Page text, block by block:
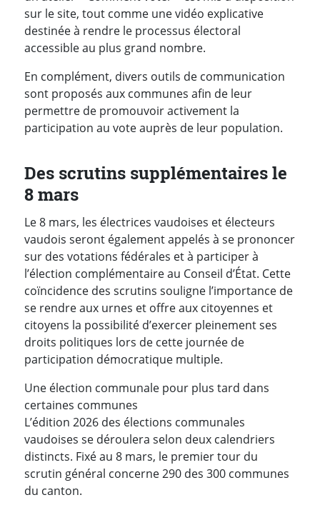
sur le site, tout comme une vidéo explicative
destinée à rendre le processus électoral
accessible au plus grand nombre.
En complément, divers outils de communication
sont proposés aux communes afin de leur
permettre de promouvoir activement la
participation au vote auprès de leur population.
Des scrutins supplémentaires le
8 mars
Le 8 mars, les électrices vaudoises et électeurs
vaudois seront également appelés à se prononcer
sur des votations fédérales et à participer à
l’élection complémentaire au Conseil d’État. Cette
coïncidence des scrutins souligne l’importance de
se rendre aux urnes et offre aux citoyennes et
citoyens la possibilité d’exercer pleinement ses
droits politiques lors de cette journée de
participation démocratique multiple.
Une élection communale pour plus tard dans
certaines communes
L’édition 2026 des élections communales
vaudoises se déroulera selon deux calendriers
distincts. Fixé au 8 mars, le premier tour du
scrutin général concerne 290 des 300 communes
du canton.